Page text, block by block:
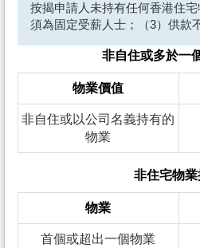
按揭申請人未持有任何香港住
須為固定受薪人士；（3）供款
非自住或多於一
物業價值
非自住或以公司名義持有的
物業
非住宅物
物業
首個或超出一個物業